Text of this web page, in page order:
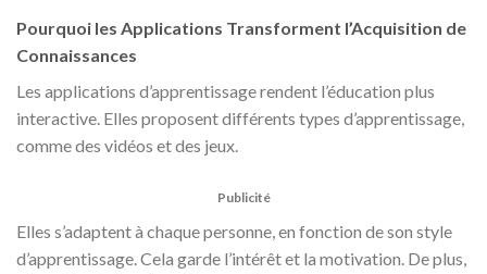
Pourquoi les Applications Transforment l’Acquisition de
Connaissances
Les applications d’apprentissage rendent l’éducation plus
interactive. Elles proposent différents types d’apprentissage,
comme des vidéos et des jeux.
Publicité
Elles s’adaptent à chaque personne, en fonction de son style
d’apprentissage. Cela garde l’intérêt et la motivation. De plus,